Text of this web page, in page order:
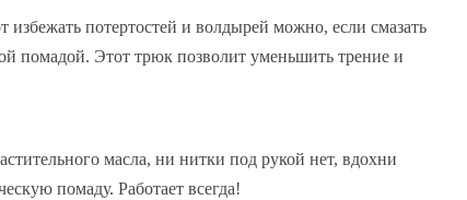
потертостей и волдырей можно, если смазать
помадой. Этот трюк позволит уменьшить трение и
масла, ни нитки под рукой нет, вдохни
помаду. Работает всегда!